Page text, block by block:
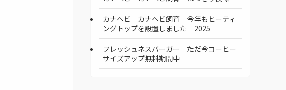
カナヘビ カナヘビ飼育 今年もヒーティ
ングトップを設置しました 2025
フレッシュネスバーガー ただ今コーヒー
サイズアップ無料期間中